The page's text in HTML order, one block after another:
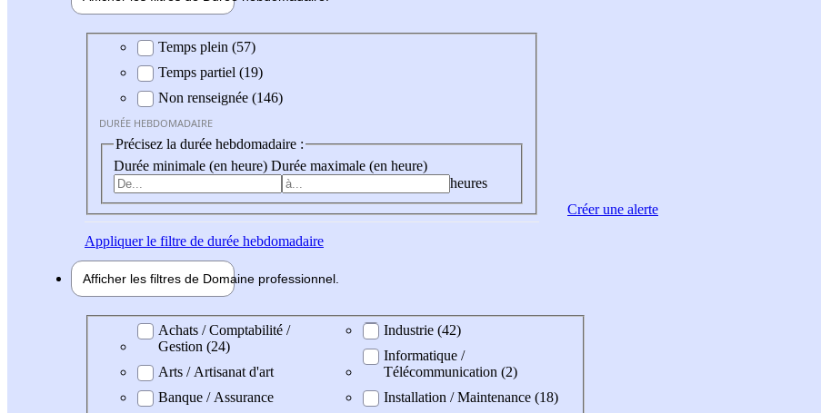
Durée hebdomadaire
Temps plein (57)
Temps partiel (19)
Non renseignée (146)
DURÉE HEBDOMADAIRE
Précisez la durée hebdomadaire :
Durée minimale (en heure) Durée maximale (en heure)
heures
Appliquerle filtre de durée hebdomadaire
Afficher les filtres de Domaine professionnel
Domaine professionel
Achats / Comptabilité /
Gestion (24)
Arts / Artisanat d'art
Banque / Assurance
Industrie (42)
Informatique /
Télécommunication (2)
Installation / Maintenance (18)
Créer une alerte